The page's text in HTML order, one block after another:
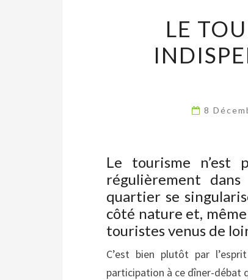
LE
8
Le tourisme
régulièrement
quartier se
côté nature et,
touristes venus de
C’est bien plutôt par
participation à ce dîner-débat